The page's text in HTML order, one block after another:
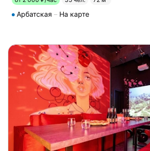
Арбатская На карте